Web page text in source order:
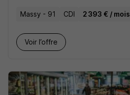
Massy - 91 CDI 2 393 € / mois
Voir l’offre